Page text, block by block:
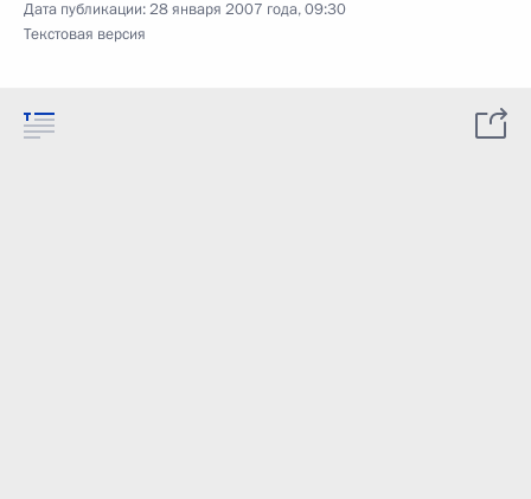
Дата публикации:28 января 2007 года, 09:30
Текстовая версия